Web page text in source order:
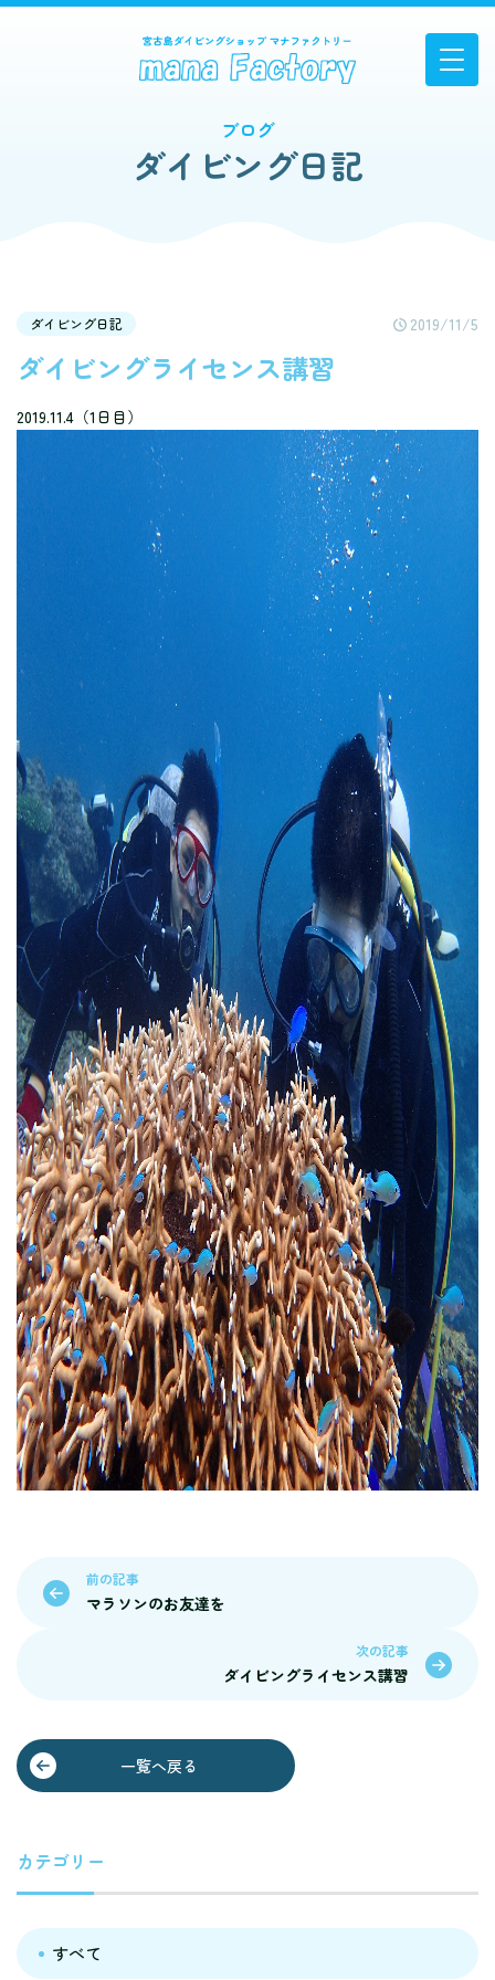
ブログ
ダイビング日記
ダイビング日記 2019/11/5
ダイビングライセンス講習
2019.11.4（1日目）
前の記事
マラソンのお友達を
次の記事
ダイビングライセンス講習
一覧へ戻る
カテゴリー
すべて